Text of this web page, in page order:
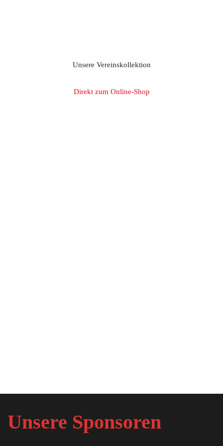
Unsere Vereinskollektion
Direkt zum Online-Shop
Unsere Sponsoren